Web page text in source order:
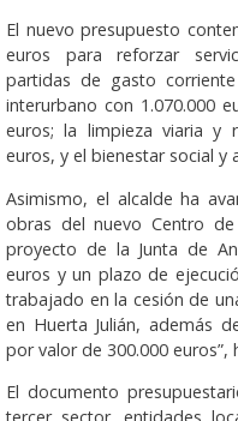
El nuevo presupuesto
euros para reforzar
partidas de gasto
interurbano con 1.070.000
euros; la limpieza viaria y
euros, y el bienestar social y
Asimismo, el alcalde ha
obras del nuevo Centro
proyecto de la Junta de
euros y un plazo de
trabajado en la cesión de
en Huerta Julián, además
por valor de 300.000 euros”,
El documento